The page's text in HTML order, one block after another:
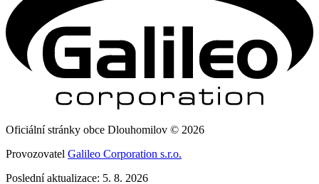
Oficiální stránky obce Dlouhomilov © 2026
Provozovatel Galileo Corporation s.r.o.
Poslední aktualizace: 5. 8. 2026